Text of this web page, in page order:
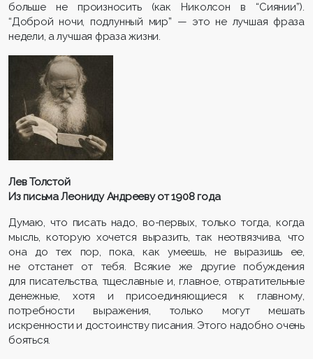
больше не произносить (как Николсон в “Сиянии”).
“Доброй ночи, подлунный мир” — это не лучшая фраза
недели, а лучшая фраза жизни.
Лев Толстой
Из письма Леониду Андрееву от 1908 года
Думаю, что писать надо, во-первых, только тогда, когда
мысль, которую хочется выразить, так неотвязчива, что
она до тех пор, пока, как умеешь, не выразишь ее,
не отстанет от тебя. Всякие же другие побуждения
для писательства, тщеславные и, главное, отвратительные
денежные, хотя и присоединяющиеся к главному,
потребности выражения, только могут мешать
искренности и достоинству писания. Этого надобно очень
бояться.